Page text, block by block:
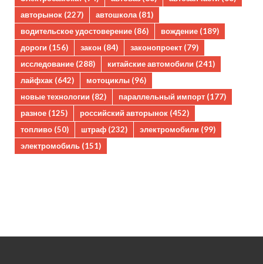
авторынок (227) автошкола(81)
водительское удостоверение (86) вождение (189)
дороги (156) закон (84) законопроект (79)
исследование (288) китайские автомобили (241)
лайфхак (642) мотоциклы (96)
новые технологии (82) параллельный импорт (177)
разное (125) российский авторынок (452)
топливо (50) штраф (232) электромобили (99)
электромобиль (151)